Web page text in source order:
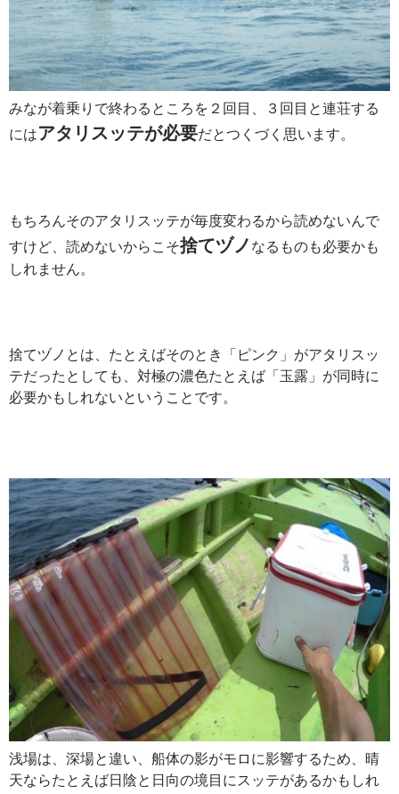
みなが着乗りで終わるところを２回目、３回目と連荘する
にはアタリスッテが必要だとつくづく思います。
もちろんそのアタリスッテが毎度変わるから読めないんで
すけど、読めないからこそ捨てヅノ なるものも必要かも
しれません。
捨てヅノとは、たとえばそのとき「ピンク」がアタリスッ
テだったとしても、対極の濃色たとえば「玉露」が同時に
必要かもしれないということです。
浅場は、深場と違い、船体の影がモロに影響するため、晴
天ならたとえば日陰と日向の境目にスッテがあるかもしれ